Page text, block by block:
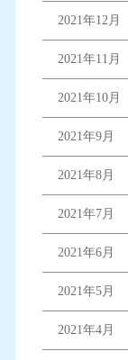
2021年12月
2021年11月
2021年10月
2021年9月
2021年8月
2021年7月
2021年6月
2021年5月
2021年4月